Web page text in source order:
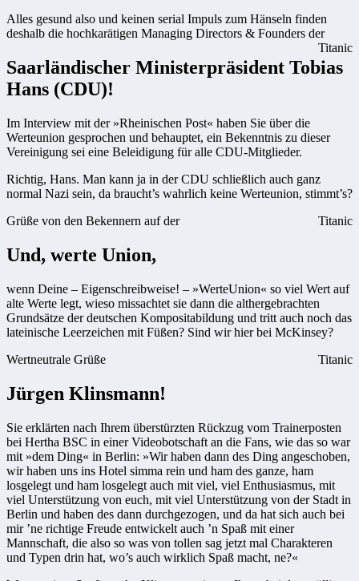
Alles gesund also und keinen serial Impuls zum Hänseln finden
deshalb die hochkarätigen Managing Directors & Founders der
Titanic
Saarländischer Ministerpräsident Tobias
Hans (CDU)!
Im Interview mit der »Rheinischen Post« haben Sie über die
Werteunion gesprochen und behauptet, ein Bekenntnis zu dieser
Vereinigung sei eine Beleidigung für alle CDU-Mitglieder.
Richtig, Hans. Man kann ja in der CDU schließlich auch ganz
normal Nazi sein, da braucht’s wahrlich keine Werteunion, stimmt’s?
Grüße von den Bekennern auf der
Titanic
Und, werte Union,
wenn Deine – Eigenschreibweise! – »WerteUnion« so viel Wert auf
alte Werte legt, wieso missachtet sie dann die althergebrachten
Grundsätze der deutschen Kompositabildung und tritt auch noch das
lateinische Leerzeichen mit Füßen? Sind wir hier bei McKinsey?
Wertneutrale Grüße
Titanic
Jürgen Klinsmann!
Sie erklärten nach Ihrem überstürzten Rückzug vom Trainerposten
bei Hertha BSC in einer Videobotschaft an die Fans, wie das so war
mit »dem Ding« in Berlin: »Wir haben dann des Ding angeschoben,
wir haben uns ins Hotel simma rein und ham des ganze, ham
losgelegt und ham losgelegt auch mit viel, viel Enthusiasmus, mit
viel Unterstützung von euch, mit viel Unterstützung von der Stadt in
Berlin und haben des dann durchgezogen, und da hat sich auch bei
mir ’ne richtige Freude entwickelt auch ’n Spaß mit einer
Mannschaft, die also so was von tollen sag jetzt mal Charakteren
und Typen drin hat, wo’s auch wirklich Spaß macht, ne?«